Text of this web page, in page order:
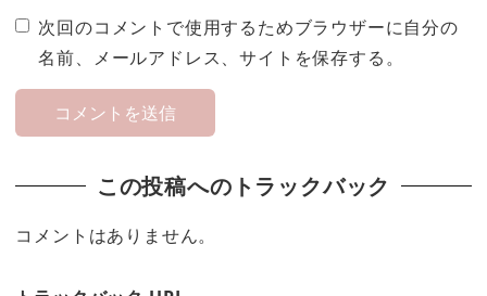
次回のコメントで使用するためブラウザーに自分の
名前、メールアドレス、サイトを保存する。
この投稿へのトラックバック
コメントはありません。